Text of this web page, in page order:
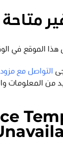
متاحة
هذا الموقع في
التواصل مع
من المعلومات